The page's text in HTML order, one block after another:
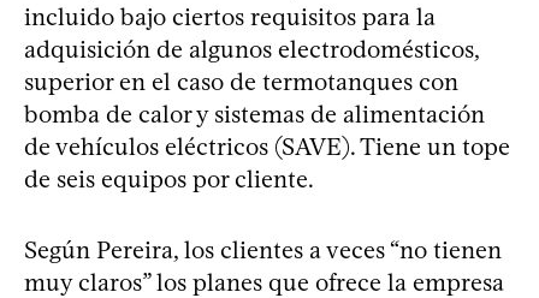
incluido bajo ciertos requisitos para la
adquisición de algunos electrodomésticos,
superior en el caso de termotanques con
bomba de calor y sistemas de alimentación
de vehículos eléctricos (SAVE). Tiene un tope
de seis equipos por cliente.
Según Pereira, los clientes a veces “no tienen
muy claros” los planes que ofrece la empresa